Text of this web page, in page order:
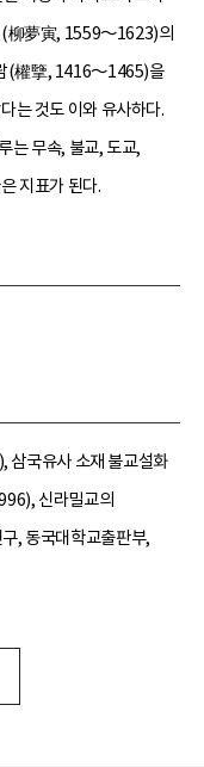
(柳夢寅, 1559～1623)의
(權擥, 1416～1465)을
는 것도 이와 유사하다.
는 무속, 불교, 도교,
지표가 된다.
삼국유사 소재 불교설화
신라밀교의
, 동국대학교출판부,